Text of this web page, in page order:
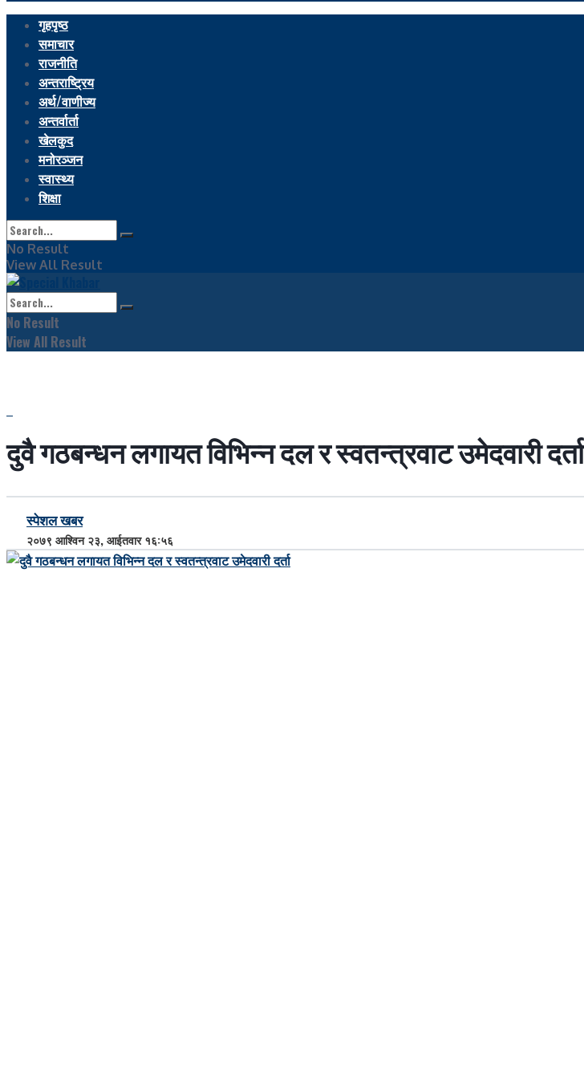
गृहपृष्ठ
समाचार
राजनीति
अन्तराष्ट्रिय
अर्थ/वाणीज्य
अन्तर्वार्ता
खेलकुद
मनोरञ्जन
स्वास्थ्य
शिक्षा
No Result
View All Result
No Result
View All Result
दुवै गठबन्धन लगायत विभिन्न दल र स्वतन्त्रवाट उमेदवारी दर्ता
स्पेशल खबर
२०७९ आश्विन २३, आईतवार १६:५६